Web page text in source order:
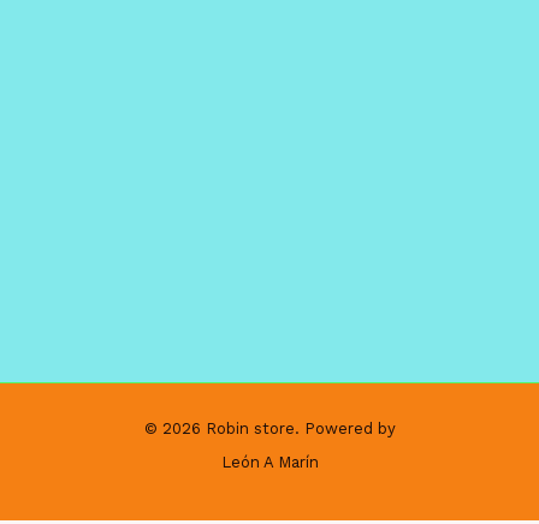
© 2026 Robin store. Powered by
León A Marín